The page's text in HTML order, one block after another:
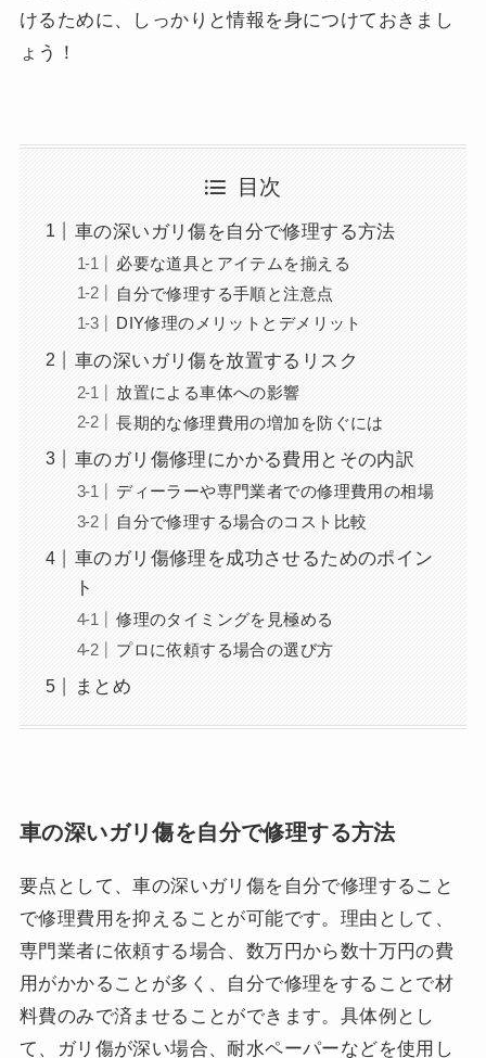
けるために、しっかりと情報を身につけておきまし
ょう！
目次
車の深いガリ傷を自分で修理する方法
必要な道具とアイテムを揃える
自分で修理する手順と注意点
DIY修理のメリットとデメリット
車の深いガリ傷を放置するリスク
放置による車体への影響
長期的な修理費用の増加を防ぐには
車のガリ傷修理にかかる費用とその内訳
ディーラーや専門業者での修理費用の相場
自分で修理する場合のコスト比較
車のガリ傷修理を成功させるためのポイン
ト
修理のタイミングを見極める
プロに依頼する場合の選び方
まとめ
車の深いガリ傷を自分で修理する方法
要点として、車の深いガリ傷を自分で修理すること
で修理費用を抑えることが可能です。理由として、
専門業者に依頼する場合、数万円から数十万円の費
用がかかることが多く、自分で修理をすることで材
料費のみで済ませることができます。具体例とし
て、ガリ傷が深い場合、耐水ペーパーなどを使用し